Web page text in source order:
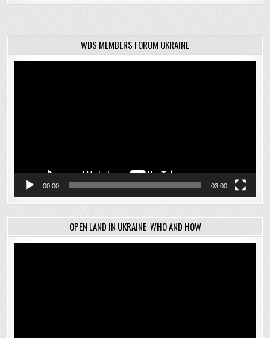
WDS MEMBERS FORUM UKRAINE
00:00 03:00
OPEN LAND IN UKRAINE: WHO AND HOW